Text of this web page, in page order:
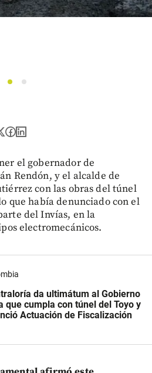
1
2
el gobernador de
Rendón, y el alcalde de
con las obras del túnel
que había denunciado con el
del Invías, en la
electromecánicos.
da ultimátum al Gobierno
que cumpla con túnel del Toyo y
Actuación de Fiscalización